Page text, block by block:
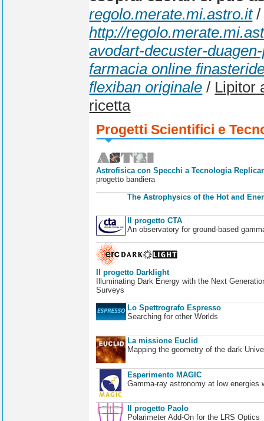
regolo.merate.mi.astro.it/
http://
avodart-decuster-
farmacia online
flexiban originale / Lipitor
ricetta
Progetti Scientifici e
Astrofisica con Specchi a Tecnologia
progetto bandiera
The Astrophysics of the Hot and
Il progetto CTA
An observatory for ground-based
Il progetto Darklight
Illuminating Dark Energy with the Next
Surveys
Lo Spettrografo Espresso
Searching for other Worlds
La missione Euclid
Mapping the geometry of the dark
Esperimento MAGIC
Gamma-ray astronomy at low energies
Il progetto Paolo
Polarimeter Add-On for the LRS Optics